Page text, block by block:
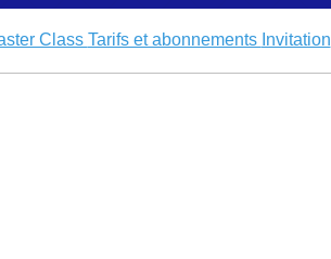
Class Tarifs et abonnements Invitation